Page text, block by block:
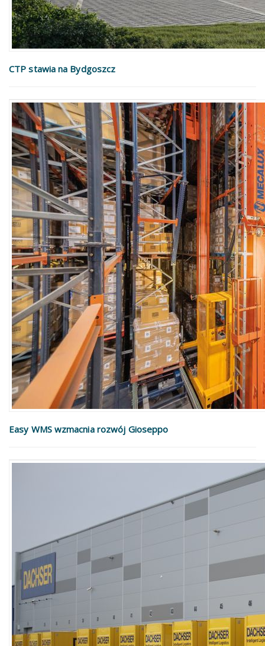
CTP stawia na Bydgoszcz
Easy WMS wzmacnia rozwój Gioseppo